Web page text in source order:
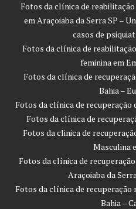
Fotos da clínica de
em Araçoiaba da Serra SP –
casos de
Fotos da clínica de
feminina em
Fotos da clínica de
Bahia –
Fotos da clínica de recuperação
Fotos da clínica de
Fotos da clinica de
Masculina
Fotos da clínica de
Araçoiaba da
Fotos da clínica de recuperação
Bahia –